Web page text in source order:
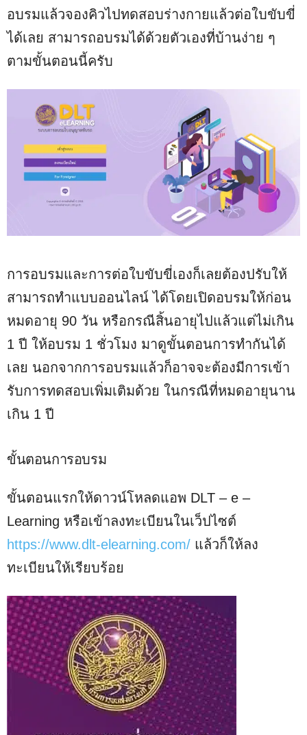
อบรมแล้วจองคิวไปทดสอบร่างกายแล้วต่อใบขับขี่
ได้เลย สามารถอบรมได้ด้วยตัวเองที่บ้านง่าย ๆ
ตามขั้นตอนนี้ครับ
การอบรมและการต่อใบขับขี่เองก็เลยต้องปรับให้
สามารถทำแบบออนไลน์ ได้โดยเปิดอบรมให้ก่อน
หมดอายุ 90 วัน หรือกรณีสิ้นอายุไปแล้วแต่ไม่เกิน
1 ปี ให้อบรม 1 ชั่วโมง มาดูขั้นตอนการทำกันได้
เลย นอกจากการอบรมแล้วก็อาจจะต้องมีการเข้า
รับการทดสอบเพิ่มเติมด้วย ในกรณีที่หมดอายุนาน
เกิน 1 ปี
ขั้นตอนการอบรม
ขั้นตอนแรกให้ดาวน์โหลดแอพ DLT – e –
Learning หรือเข้าลงทะเบียนในเว็ปไซต์
https://www.dlt-elearning.com/ แล้วก็ให้ลง
ทะเบียนให้เรียบร้อย